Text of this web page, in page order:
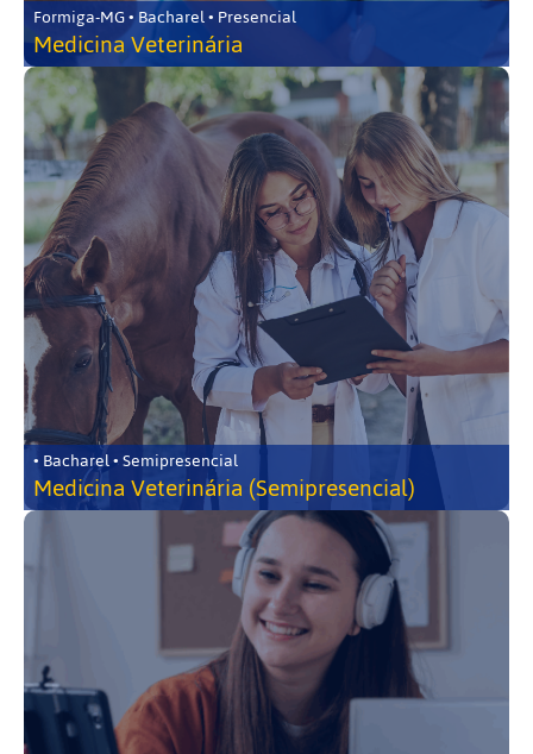
Formiga-MG • Bacharel • Presencial
Medicina Veterinária
• Bacharel • Semipresencial
Medicina Veterinária (Semipresencial)